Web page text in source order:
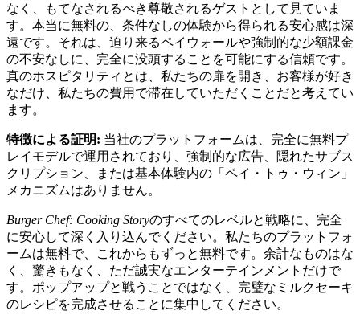
なく、もてなされるべき尊敬されるゲストとして見ていま
す。本当に無料の、条件なしの体験から得られる安心感は深
遠です。それは、迫り来るペイウォールや強制的な少額課金
の不安なしに、完全に没頭することを可能にする信頼です。
真のホスピタリティとは、私たちの扉を開き、お客様が好き
なだけ、私たちの費用で滞在していただくことだと考えてい
ます。
特徴による証明: 当社のプラットフォームは、完全に無料プ
レイモデルで運用されており、強制的な広告、隠れたサブス
クリプション、または基本体験内の「ペイ・トゥ・ウィン」
メカニズムはありません。
Burger Chef: Cooking Storyのすべてのレベルと戦略に、完全
に安心して深く入り込んでください。私たちのプラットフォ
ームは無料で、これからもずっと無料です。余計なものはな
く、驚きもなく、ただ誠実なエンターテインメントだけで
す。ポップアップと戦うことではなく、完璧なミルクセーキ
のレシピを完成させることに集中してください。